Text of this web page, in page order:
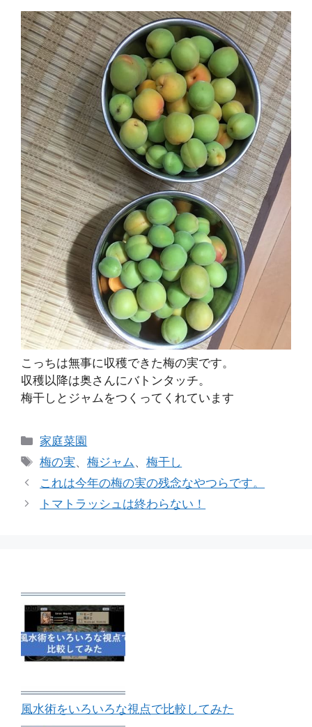
こっちは無事に収穫できた梅の実です。
収穫以降は奥さんにバトンタッチ。
梅干しとジャムをつくってくれています
カ
テ
リ
ー
家庭菜園
タ
グ
梅の実、梅ジャム、梅干し
これは今年の梅の実の残念なやつらです。
トマトラッシュは終わらない！
風水術をいろいろな視点で比較してみた